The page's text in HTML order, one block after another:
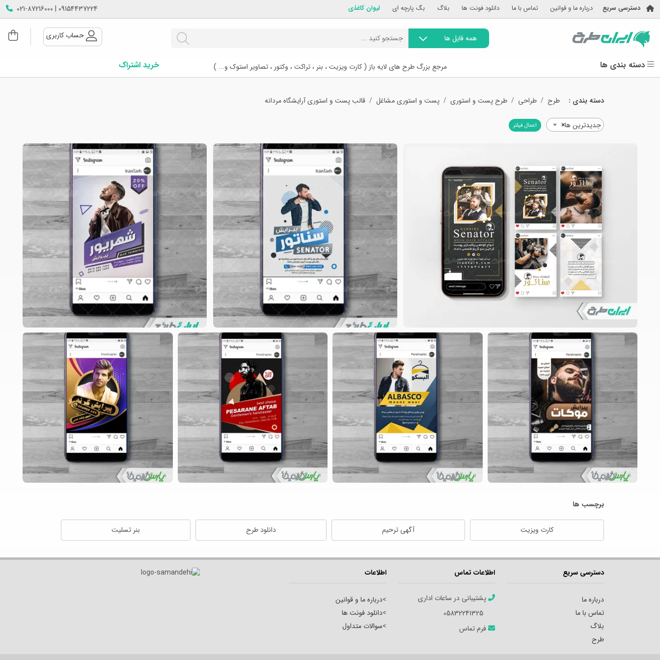
دسترسی سریع درباره ما و قوانین تماس با ما دانلود فونت ها بلاگ بگ پارچه ای لیوان کاغذی 09154437224 | 021-87216000
همه فایل ها حساب کاربری
دسته بندی ها مرجع بزرگ طرح های لایه باز ( کارت ویزیت ، بنر ، تراکت ، وکتور ، تصاویر استوک و... ) خرید اشتراک
دسته بندی : طرح طراحی طرح پست و استوری پست و استوری مشاغل قالب پست و استوری آرایشگاه مردانه
×جدیدترین ها اعمال فیلتر
برچسب ها
کارت ویزیت آگهی ترحیم دانلود طرح بنر تسلیت
دسترسی سریع
درباره ما
تماس با ما
بلاگ
طرح
اطلاعات تماس
پشتیبانی در ساعات اداری
05832241325
فرم تماس
اطلاعات
>درباره ما و قوانین
>دانلود فونت ها
>سوالات متداول